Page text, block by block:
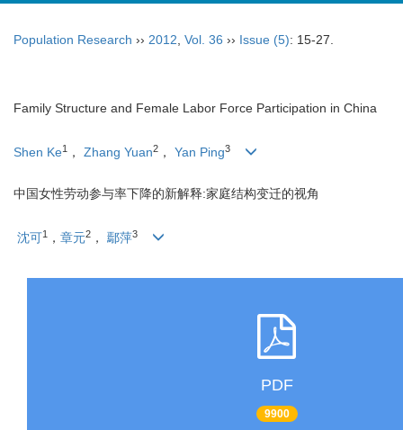
Population Research ›› 2012 Vol. 36 ›› Issue (5): 15-27.
Family Structure and Female Labor Force Participation in China
Shen Ke1 ， Zhang Yuan2 ， Yan Ping3
中国女性劳动参与率下降的新解释:家庭结构变迁的视角
沈可1 ， 章元2 ， 鄢萍3
PDF
9900